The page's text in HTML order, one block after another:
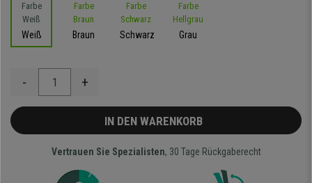
Weiß Braun Schwarz Grau
- +
IN DEN WARENKORB
Vertrauen Sie Spezialisten, 30 Tage Rückgaberecht